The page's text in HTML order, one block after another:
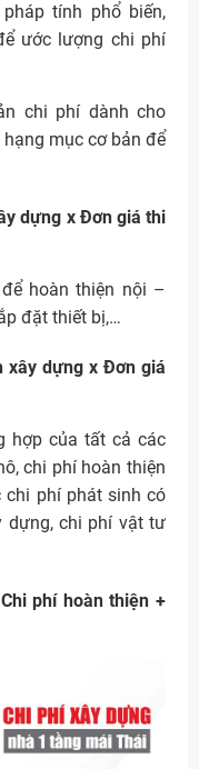
tính phổ biến,
ước lượng chi phí
chi phí dành cho
mục cơ bản để
dựng x Đơn giá thi
hoàn thiện nội –
đặt thiết bị,…
xây dựng x Đơn giá
hợp của tất cả các
chi phí hoàn thiện
chi phí phát sinh có
dựng, chi phí vật tư
phí hoàn thiện +